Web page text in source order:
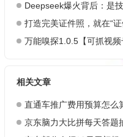
Deepseek爆火背后：是技
打造完美证件照，就在“
万能嗅探1.0.5【可抓视频号】
相关文章
直通车推广费用预算怎么
京东脑力大比拼每天答题